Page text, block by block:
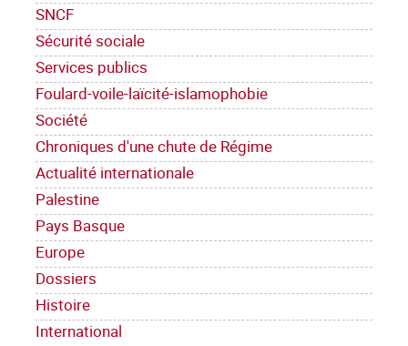
SNCF
Sécurité sociale
Services publics
Foulard-voile-laïcité-islamophobie
Société
Chroniques d'une chute de Régime
Actualité internationale
Palestine
Pays Basque
Europe
Dossiers
Histoire
International